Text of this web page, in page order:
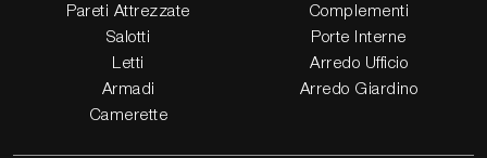
Pareti Attrezzate
Salotti
Letti
Armadi
Camerette
Complementi
Porte Interne
Arredo Ufficio
Arredo Giardino